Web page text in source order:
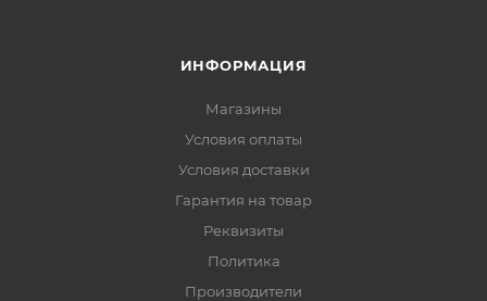
ИНФОРМАЦИЯ
Магазины
Условия оплаты
Условия доставки
Гарантия на товар
Реквизиты
Политика
Производители